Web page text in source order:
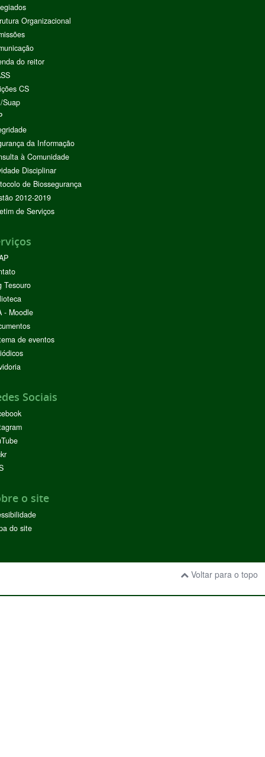
Organizacional
do reitor
CS
Suap
da Informação
à Comunidade
Disciplinar
de Biossegurança
2012-2019
de Serviços
Tesouro
- Moodle
de eventos
Sociais
o site
do site
Voltar para o topo